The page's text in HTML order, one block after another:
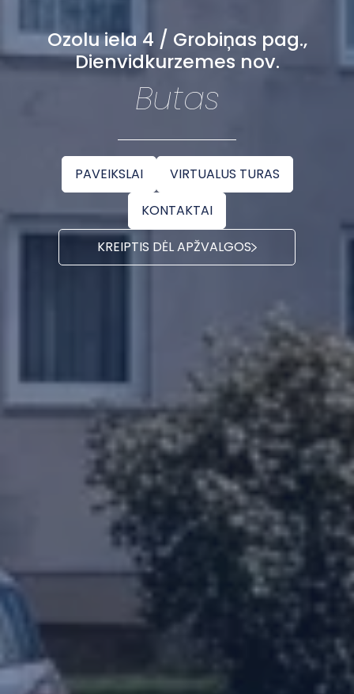
Ozolu iela 4 / Grobiņas pag.,
Dienvidkurzemes nov.
Butas
PAVEIKSLAI
VIRTUALUS TURAS
KONTAKTAI
KREIPTIS DĖL APŽVALGOS